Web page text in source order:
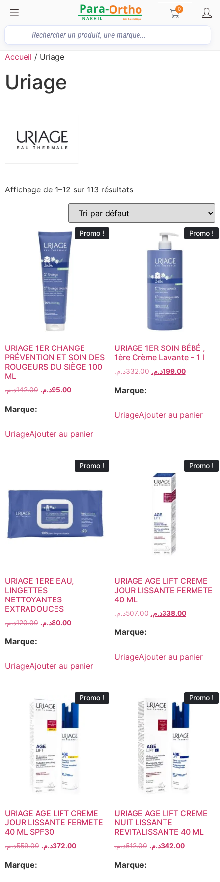
0
Accueil / Uriage
Uriage
Affichage de 1–12 sur 113 résultats
Promo !
URIAGE 1ER CHANGE
PRÉVENTION ET SOIN DES
ROUGEURS DU SIÈGE 100
ML
142.00د.م. 95.00د.م.
Marque:
UriageAjouter au panier
Promo !
URIAGE 1ER SOIN BÉBÉ ,
1ère Crème Lavante – 1 l
332.00د.م. 199.00د.م.
Marque:
UriageAjouter au panier
Promo !
URIAGE 1ERE EAU,
LINGETTES
NETTOYANTES
EXTRADOUCES
120.00د.م. 80.00د.م.
Marque:
UriageAjouter au panier
Promo !
URIAGE AGE LIFT CREME
JOUR LISSANTE FERMETE
40 ML
507.00د.م. 338.00د.م.
Marque:
UriageAjouter au panier
Promo !
URIAGE AGE LIFT CREME
JOUR LISSANTE FERMETE
40 ML SPF30
559.00د.م. 372.00د.م.
Marque:
Promo !
URIAGE AGE LIFT CREME
NUIT LISSANTE
REVITALISSANTE 40 ML
512.00د.م. 342.00د.م.
Marque: